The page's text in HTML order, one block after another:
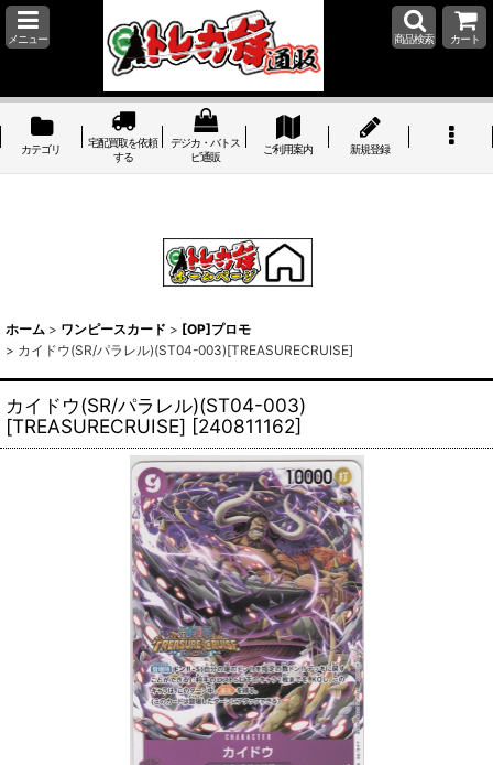
メニュー 商品検索 カート
カテゴリ
宅配買取を依頼
する
デジカ・バトス
ピ通販
ご利用案内 新規登録
ホーム > ワンピースカード > [OP]プロモ
> カイドウ(SR/パラレル)(ST04-003)[TREASURECRUISE]
カイドウ(SR/パラレル)(ST04-003)
[TREASURECRUISE] [240811162]